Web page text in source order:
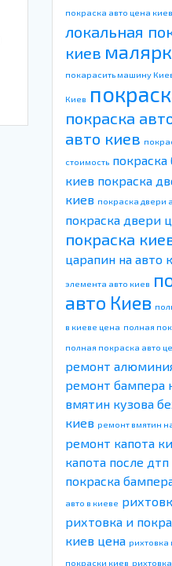
покраска авто цена киев
локальная
киев
покарасить машину
Киев
покраска
авто киев
стоимость
киев покраска
киев покраска двери
покраска двери
покраска
царапин на авто
элемента авто киев
авто Киев
в киеве цена полная
полная покраска авто
ремонт
ремонт бампера
вмятин кузова
киев ремонт вмятин
ремонт капота
капота после
покраска
авто в киеве
рихтовка и
киев цена рихтовка
покраски киев